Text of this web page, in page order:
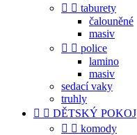
  taburety
čalouněné
masiv
  police
lamino
masiv
sedací vaky
truhly
  DĚTSKÝ POKOJ
  komody